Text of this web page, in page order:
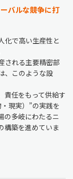
バルな競争に打
化で高い生産性と
される主要精密部
、このような設
責任をもって供給す
現実）”の実践を
の多岐にわたるニ
構築を進めていま